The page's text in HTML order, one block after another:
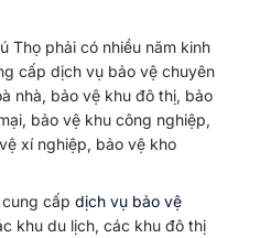
Thọ phải có nhiều năm kinh
cấp dịch vụ bảo vệ chuyên
nhà, bảo vệ khu đô thị, bảo
bảo vệ khu công nghiệp,
xí nghiệp, bảo vệ kho
cấp dịch vụ bảo vệ
khu du lịch, các khu đô thị